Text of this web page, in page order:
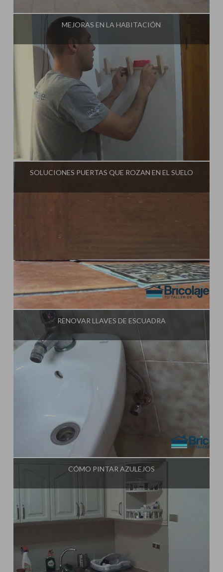
MEJORAS EN LA HABITACIÓN
Tu Taller de Bricolaje
SOLUCIONES PUERTAS QUE ROZAN EN EL SUELO
Influencer: Tu Taller de Bricolaje
RENOVAR LLAVES DE ESCUADRA
Influencer: Tu Taller de Bricolaje
CÓMO PINTAR AZULEJOS